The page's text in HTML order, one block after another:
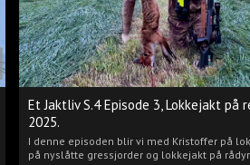
Et Jaktliv S.4 Episode 3, Lokkejakt på
2025.
I denne episoden blir vi med Kristoffer på
på nyslåtte gressjorder og lokkejakt på rådyr